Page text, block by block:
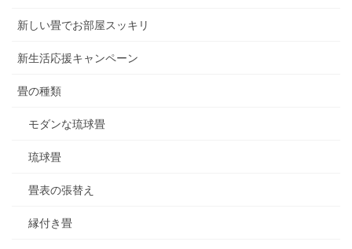
新しい畳でお部屋スッキリ
新生活応援キャンペーン
畳の種類
モダンな琉球畳
琉球畳
畳表の張替え
縁付き畳